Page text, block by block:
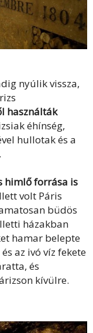
nyúlik vissza,
használták
éhínség,
hullotak és a
himlő forrása is
volt Páris
büdös
házakban
hamar belepte
az ivó víz fekete
és
kívülre.